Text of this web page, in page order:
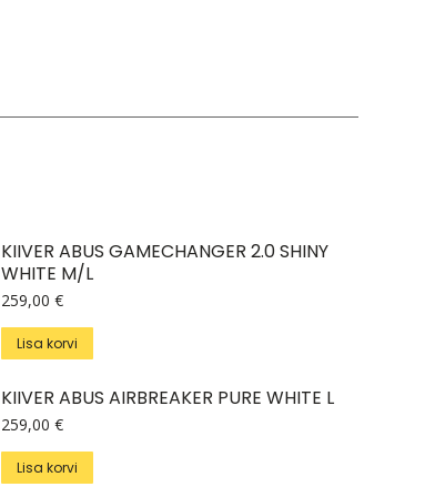
KIIVER ABUS GAMECHANGER 2.0 SHINY
WHITE M/L
259,00 €
Lisa korvi
KIIVER ABUS AIRBREAKER PURE WHITE L
259,00 €
Lisa korvi